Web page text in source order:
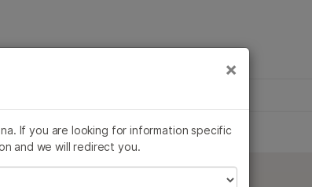
×
生殖健康
遗传病和罕见病
×
If you are looking for information specific
and we will redirect you.